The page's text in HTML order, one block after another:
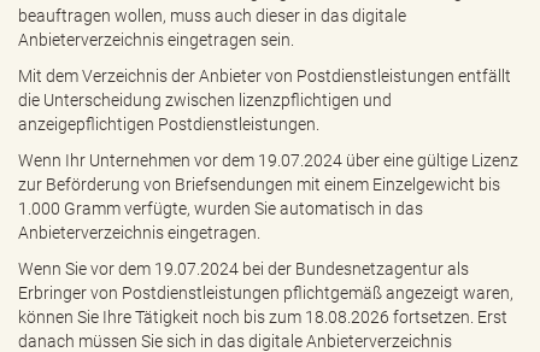
beauftragen wollen, muss auch dieser in das digitale
Anbieterverzeichnis eingetragen sein.
Mit dem Verzeichnis der Anbieter von Postdienstleistungen entfällt
die Unterscheidung zwischen lizenzpflichtigen und
anzeigepflichtigen Postdienstleistungen.
Wenn Ihr Unternehmen vor dem 19.07.2024 über eine gültige Lizenz
zur Beförderung von Briefsendungen mit einem Einzelgewicht bis
1.000 Gramm verfügte, wurden Sie automatisch in das
Anbieterverzeichnis eingetragen.
Wenn Sie vor dem 19.07.2024 bei der Bundesnetzagentur als
Erbringer von Postdienstleistungen pflichtgemäß angezeigt waren,
können Sie Ihre Tätigkeit noch bis zum 18.08.2026 fortsetzen. Erst
danach müssen Sie sich in das digitale Anbieterverzeichnis